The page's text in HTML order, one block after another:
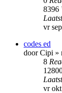
8396
vr
codes ed
doorCipi »
8
vr